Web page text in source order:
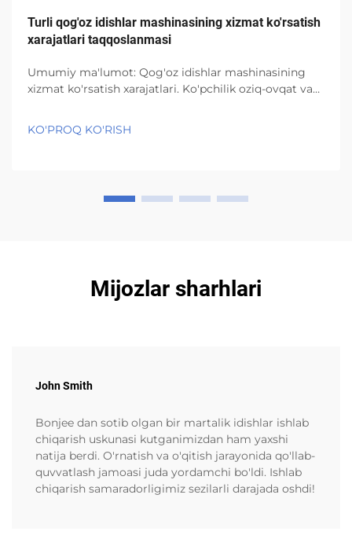
Turli qog'oz idishlar mashinasining xizmat ko'rsatish
xarajatlari taqqoslanmasi
Umumiy ma'lumot: Qog'oz idishlar mashinasining
xizmat ko'rsatish xarajatlari. Ko'pchilik oziq-ovqat va
mashinasidan foydalanadi. Biroq, barcha uskunalar
KO'PROQ KO'RISH
Mijozlar sharhlari
John Smith
Bonjee dan sotib olgan bir martalik idishlar ishlab
chiqarish uskunasi kutganimizdan ham yaxshi
natija berdi. O'rnatish va o'qitish jarayonida qo'llab-
quvvatlash jamoasi juda yordamchi bo'ldi. Ishlab
chiqarish samaradorligimiz sezilarli darajada oshdi!